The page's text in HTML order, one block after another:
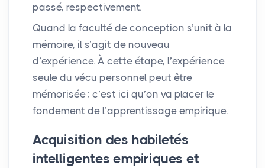
passé, respectivement.
Quand la faculté de conception s’unit à la
mémoire, il s’agit de nouveau
d’expérience. À cette étape, l’expérience
seule du vécu personnel peut être
mémorisée ; c’est ici qu’on va placer le
fondement de l’apprentissage empirique.
Acquisition des habiletés
intelligentes empiriques et